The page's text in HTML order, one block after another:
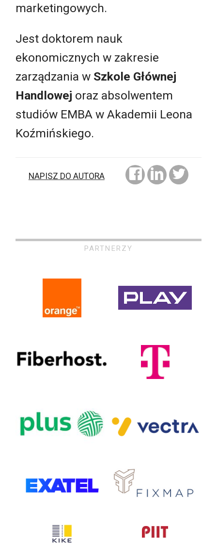
marketingowych.
Jest doktorem nauk
ekonomicznych w zakresie
zarządzania w Szkole Głównej
Handlowej oraz absolwentem
studiów EMBA w Akademii Leona
Koźmińskiego.
NAPISZ DO AUTORA
PARTNERZY